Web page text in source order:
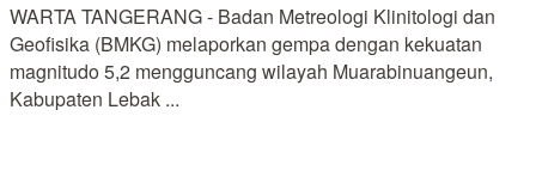
WARTA TANGERANG - Badan Metreologi Klinitologi dan
Geofisika (BMKG) melaporkan gempa dengan kekuatan
magnitudo 5,2 mengguncang wilayah Muarabinuangeun,
Kabupaten Lebak ...